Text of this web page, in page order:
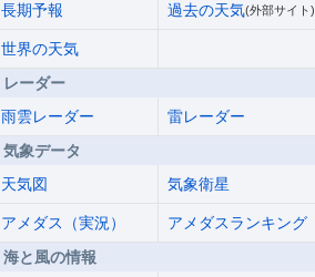
長期予報 過去の天気(外部サイト)
世界の天気
レーダー
雨雲レーダー
雷レーダー
気象データ
天気図
気象衛星
アメダス（実況）
アメダスランキング
海と風の情報